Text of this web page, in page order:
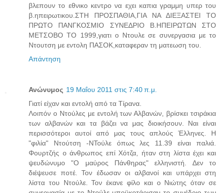
βλεπουν το εθνικο κεντρο να εχει καπια γραμμη υπερ του
β.ηπειρωτικου.ΣΤΗ ΠΡΟΣΠΑΘΙΑ,ΓΙΑ ΝΑ ΔΙΕΞΑΣΤΕΙ ΤΟ
ΠΡΩΤΟ ΠΑΝΓΚΟΣΜΙΟ ΣΥΝΕΔΡΙΟ Β.ΗΠΕΙΡΩΤΩΝ ΣΤΟ
ΜΕΤΣΟΒΟ ΤΟ 1999,γιατι ο Ντουλε σε συνεργασια με το
Ντουτση με εντολη ΠΑΣΟΚ,καταφεραν τη ματεωση του.
Απάντηση
Ανώνυμος 19 Μαΐου 2011 στις 7:40 π.μ.
Γιατί είχαν και εντολή από τα Τίρανα.
Λοιπόν ο Ντούλες με εντολή των Αλβανών, βρίσκει τσιράκια
των αλβανών και τα βάζει να μας διοικήσουν. Ναι είναι
περισσότεροι αυτοί από μας τους απλούς Έλληνες. Η
"φιλία" Ντούτση -ΝΤούλε όπως λες 11.39 είναι παλιά.
Φουρτζής ο άνθρωπος επί Χότζα, ήταν στη λίστα έχει και
ψευδώνυμο "Ο μαύρος Πάνθηρας" ελληνιστή. Δεν το
διέψευσε ποτέ. Τον έδωσαν οι αλβανοί και υπάρχει στη
λίστα του Ντούλε. Τον έκανε φίλο και ο Νιώτης όταν σε